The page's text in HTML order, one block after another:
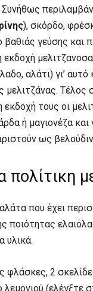
), σκόρδο,
βαθιάς γεύσης και
εκδοχή
αλάτι) γι’
μελιτζάνας. Τέλος
εκδοχή τους οι
ή μαγιονέζα
ως
πολίτικη
που έχει
ποιότητας
υλικά.
φλάσκες, 2
(ελέγξτε